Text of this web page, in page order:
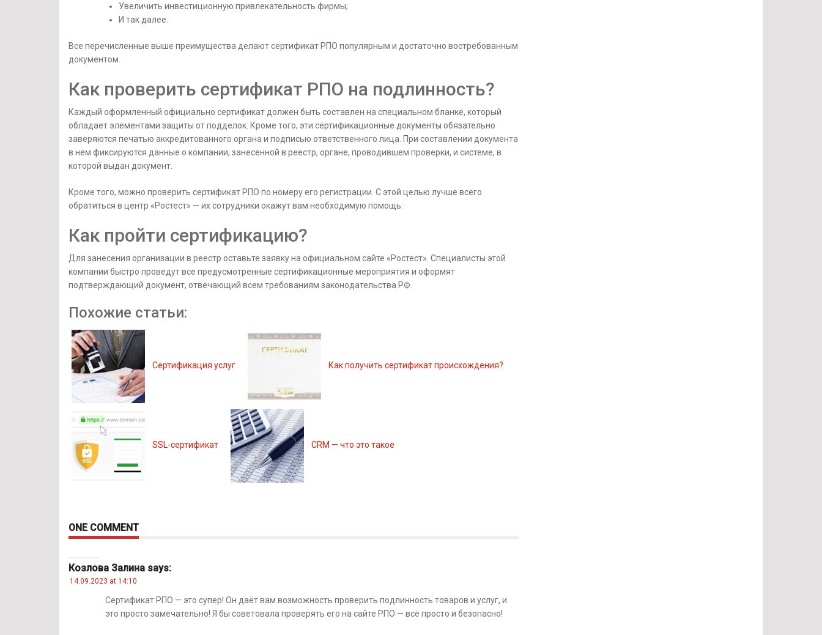
Увеличить инвестиционную привлекательность фирмы;
И так далее.
Все перечисленные выше преимущества делают сертификат РПО популярным и достаточно востребованным
документом.
Как проверить сертификат РПО на подлинность?
Каждый оформленный официально сертификат должен быть составлен на специальном бланке, который
обладает элементами защиты от подделок. Кроме того, эти сертификационные документы обязательно
заверяются печатью аккредитованного органа и подписью ответственного лица. При составлении документа
в нем фиксируются данные о компании, занесенной в реестр, органе, проводившем проверки, и системе, в
которой выдан документ.
Кроме того, можно проверить сертификат РПО по номеру его регистрации. С этой целью лучше всего
обратиться в центр «Ростест» — их сотрудники окажут вам необходимую помощь.
Как пройти сертификацию?
Для занесения организации в реестр оставьте заявку на официальном сайте «Ростест». Специалисты этой
компании быстро проведут все предусмотренные сертификационные мероприятия и оформят
подтверждающий документ, отвечающий всем требованиям законодательства РФ.
Похожие статьи:
Сертификация услуг Как получить сертификат происхождения?
SSL-сертификат CRM — что это такое
ONE COMMENT
Козлова Залина says:
14.09.2023 at 14:10
Сертификат РПО — это супер! Он даёт вам возможность проверить подлинность товаров и услуг, и
это просто замечательно! Я бы советовала проверять его на сайте РПО — всё просто и безопасно!